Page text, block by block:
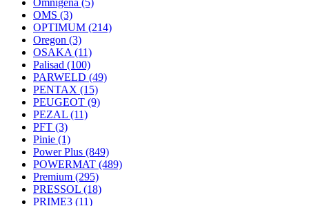
Omnigena (5)
OMS (3)
OPTIMUM (214)
Oregon (3)
OSAKA (11)
Palisad (100)
PARWELD (49)
PENTAX (15)
PEUGEOT (9)
PEZAL (11)
PFT (3)
Pinie (1)
Power Plus (849)
POWERMAT (489)
Premium (295)
PRESSOL (18)
PRIME3 (11)